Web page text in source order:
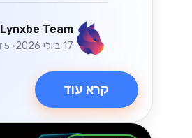
Lynxbe Team
17 ביולי 2026 • 5 דק׳ קריאה
קרא עוד